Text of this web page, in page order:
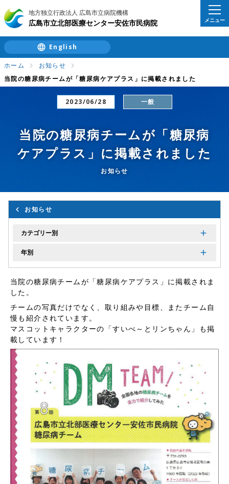
地方独立行政法人 広島市立病院機構
広島市立北部医療センター安佐市民病院 メニュー
English
ホーム
お知らせ
当院の糖尿病チームが「糖尿病ケアプラス」に掲載されました
2023/06/28 一般
当院の糖尿病チームが「糖尿病
ケアプラス」に掲載されました
お知らせ
お知らせ
カテゴリー別
年別
当院の糖尿病チームが「糖尿病ケアプラス」に掲載されま
した。
チームの写真だけでなく、取り組みや目標、またチーム自
慢も紹介されています。
マスコットキャラクターの「すいべ～とリンちゃん」も掲
載しています！